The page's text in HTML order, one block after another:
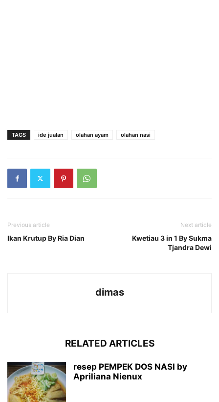
TAGS ide jualan olahan ayam olahan nasi
Previous article
Ikan Krutup By Ria Dian
Next article
Kwetiau 3 in 1 By Sukma
Tjandra Dewi
dimas
RELATED ARTICLES
resep PEMPEK DOS NASI by
Apriliana Nienux